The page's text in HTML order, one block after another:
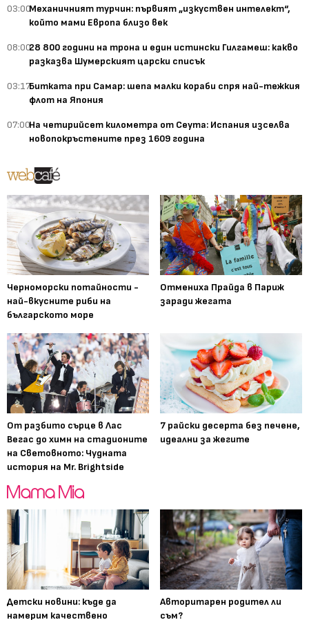
03:00Механичният турчин: първият „изкуствен интелект“,
който мами Европа близо век
08:0028 800 години на трона и един истински Гилгамеш: какво
разказва Шумерският царски списък
03:17Битката при Самар: шепа малки кораби спря най-тежкия
флот на Япония
07:00На четирийсет километра от Сеута: Испания изселва
новопокръстените през 1609 година
Черноморски потайности -
най-вкусните риби на
българското море
Отмениха Прайда в Париж
заради жегата
От разбито сърце в Лас
Вегас до химн на стадионите
на Световното: Чудната
история на Mr. Brightside
7 райски десерта без печене,
идеални за жегите
Детски новини: къде да
намерим качествено
Авторитарен родител ли
съм?